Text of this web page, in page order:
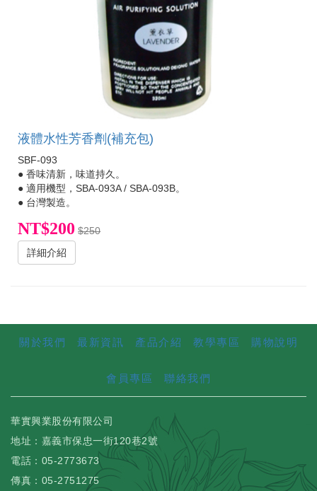
液體水性芳香劑(補充包)
SBF-093
● 香味清新，味道持久。
● 適用機型，SBA-093A / SBA-093B。
● 台灣製造。
NT$200 $250
詳細介紹
關於我們 最新資訊 產品介紹 教學專區 購物說明
會員專區 聯絡我們
華實興業股份有限公司
地址：嘉義市保忠一街120巷2號
電話：05-2773673
傳真：05-2751275